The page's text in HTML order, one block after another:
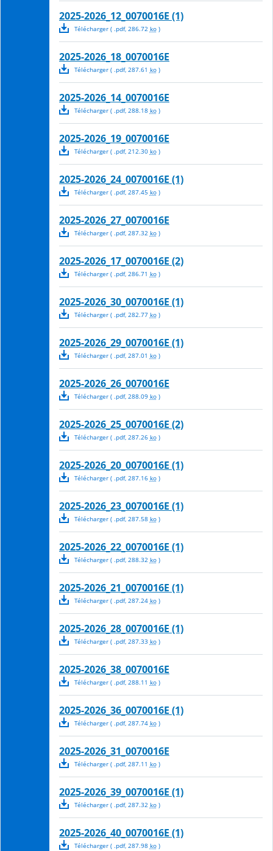
2025-2026_12_0070016E (1)
Télécharger( .pdf, 286.72 ko)
2025-2026_18_0070016E
Télécharger( .pdf, 287.61 ko)
2025-2026_14_0070016E
Télécharger( .pdf, 288.18 ko)
2025-2026_19_0070016E
Télécharger( .pdf, 212.30 ko)
2025-2026_24_0070016E (1)
Télécharger( .pdf, 287.45 ko)
2025-2026_27_0070016E
Télécharger( .pdf, 287.32 ko)
2025-2026_17_0070016E (2)
Télécharger( .pdf, 286.71 ko)
2025-2026_30_0070016E (1)
Télécharger( .pdf, 282.77 ko)
2025-2026_29_0070016E (1)
Télécharger( .pdf, 287.01 ko)
2025-2026_26_0070016E
Télécharger( .pdf, 288.09 ko)
2025-2026_25_0070016E (2)
Télécharger( .pdf, 287.26 ko)
2025-2026_20_0070016E (1)
Télécharger( .pdf, 287.16 ko)
2025-2026_23_0070016E (1)
Télécharger( .pdf, 287.58 ko)
2025-2026_22_0070016E (1)
Télécharger( .pdf, 288.32 ko)
2025-2026_21_0070016E (1)
Télécharger( .pdf, 287.24 ko)
2025-2026_28_0070016E (1)
Télécharger( .pdf, 287.33 ko)
2025-2026_38_0070016E
Télécharger( .pdf, 288.11 ko)
2025-2026_36_0070016E (1)
Télécharger( .pdf, 287.74 ko)
2025-2026_31_0070016E
Télécharger( .pdf, 287.11 ko)
2025-2026_39_0070016E (1)
Télécharger( .pdf, 287.32 ko)
2025-2026_40_0070016E (1)
Télécharger( .pdf, 287.98 ko)